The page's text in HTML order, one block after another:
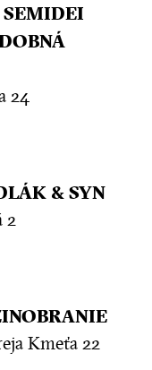
24
& SYN
2
Kmeťa 22